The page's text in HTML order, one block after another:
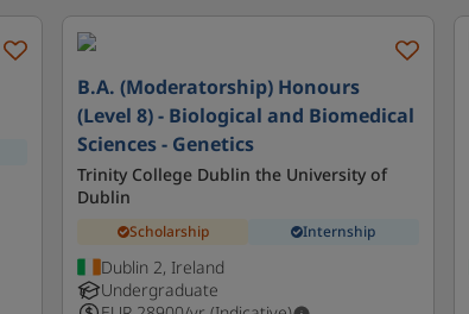
B.A. (Moderatorship) Honours
(Level 8) - Biological and Biomedical
Sciences - Genetics
Trinity College Dublin the University of
Dublin
Scholarship Internship
Dublin 2, Ireland
Undergraduate